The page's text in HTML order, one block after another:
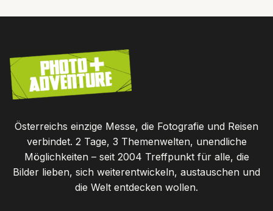
Österreichs einzige Messe, die Fotografie und Reisen
verbindet. 2 Tage, 3 Themenwelten, unendliche
Möglichkeiten – seit 2004 Treffpunkt für alle, die
Bilder lieben, sich weiterentwickeln, austauschen und
die Welt entdecken wollen.